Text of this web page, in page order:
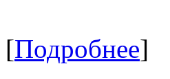
[Подробнее]